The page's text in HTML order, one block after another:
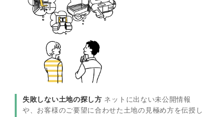
失敗しない土地の探し方 ネットに出ない未公開情報
や、お客様のご要望に合わせた土地の見極め方を伝授し